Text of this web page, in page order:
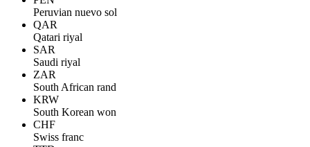
Peruvian nuevo sol
QAR
Qatari riyal
SAR
Saudi riyal
ZAR
South African rand
KRW
South Korean won
CHF
Swiss franc